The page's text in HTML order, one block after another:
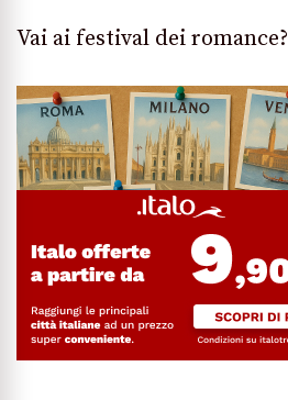
Vai ai festival dei romance?